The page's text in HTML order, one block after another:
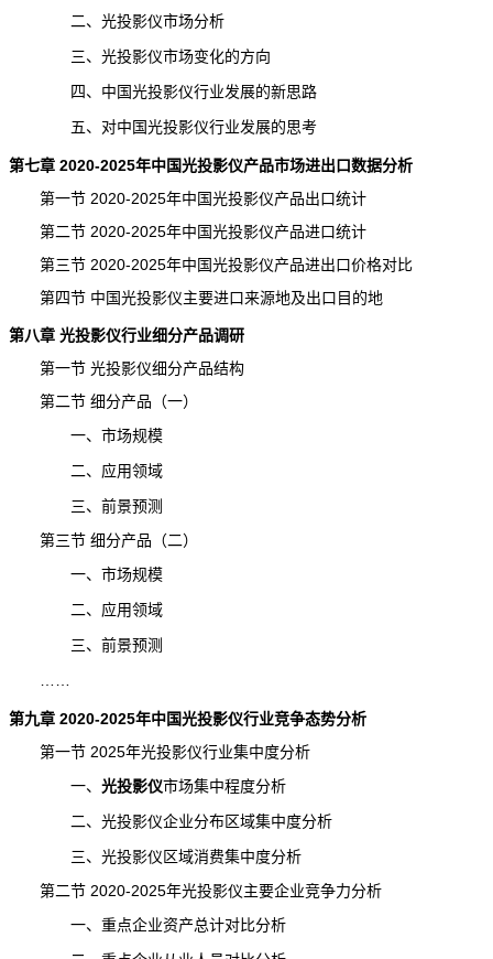
二、光投影仪市场分析
三、光投影仪市场变化的方向
四、中国光投影仪行业发展的新思路
五、对中国光投影仪行业发展的思考
第七章 2020-2025年中国光投影仪产品市场进出口数据分析
第一节 2020-2025年中国光投影仪产品出口统计
第二节 2020-2025年中国光投影仪产品进口统计
第三节 2020-2025年中国光投影仪产品进出口价格对比
第四节 中国光投影仪主要进口来源地及出口目的地
第八章 光投影仪行业细分产品调研
第一节 光投影仪细分产品结构
第二节 细分产品（一）
一、市场规模
二、应用领域
三、前景预测
第三节 细分产品（二）
一、市场规模
二、应用领域
三、前景预测
第九章 2020-2025年中国光投影仪行业竞争态势分析
第一节 2025年光投影仪行业集中度分析
一、 光投影仪市场集中程度分析
二、光投影仪企业分布区域集中度分析
三、光投影仪区域消费集中度分析
第二节 2020-2025年光投影仪主要企业竞争力分析
一、重点企业资产总计对比分析